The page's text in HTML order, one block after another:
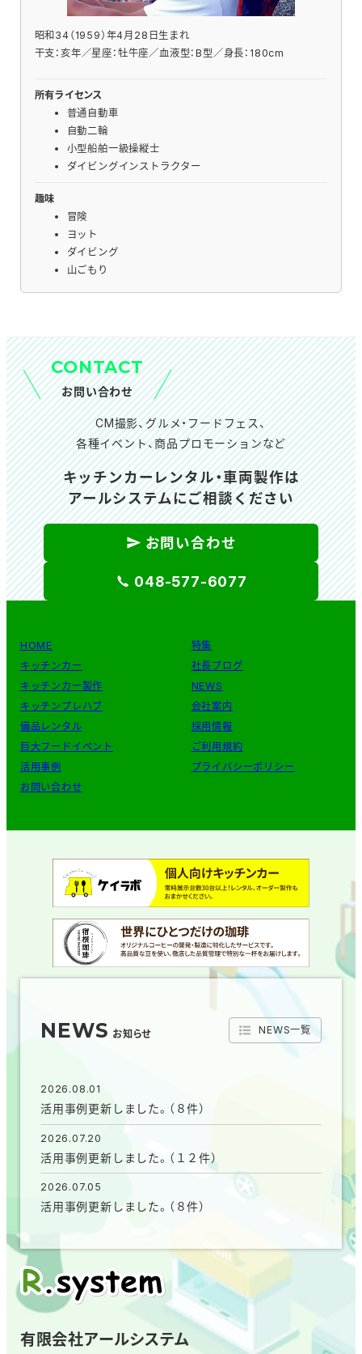
昭和34（1959）年4月28日生まれ
干支：亥年／星座：牡牛座／血液型：B型／身長：180cm
所有ライセンス
普通自動車
自動二輪
小型船舶一級操縦士
ダイビングインストラクター
趣味
冒険
ヨット
ダイビング
山ごもり
CONTACT
お問い合わせ
CM撮影、グルメ・フードフェス、
各種イベント、商品プロモーションなど
キッチンカーレンタル・車両製作は
アールシステムにご相談ください
お問い合わせ
048-577-6077
有限会社アールシステム
NEWS お知らせ NEWS一覧
2026.08.01
活用事例更新しました。（８件）
2026.07.20
活用事例更新しました。（１２件）
2026.07.05
活用事例更新しました。（８件）
HOME
キッチンカー
キッチンカー製作
キッチンプレハブ
備品レンタル
巨大フードイベント
活用事例
お問い合わせ
特集
社長ブログ
NEWS
会社案内
採用情報
ご利用規約
プライバシーポリシー